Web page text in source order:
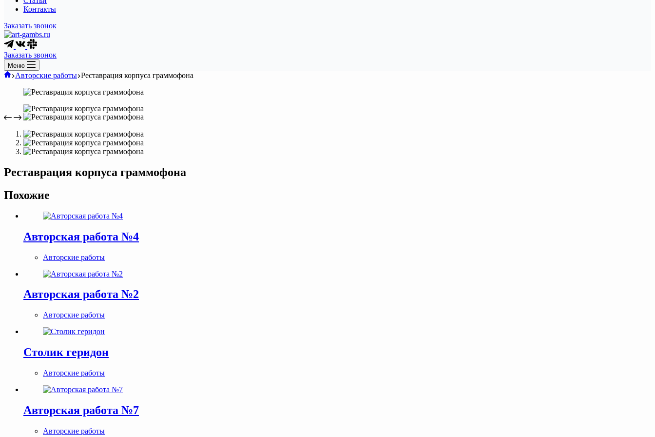
Контакты
Заказать звонок
Заказать звонок
Меню
Главная
Авторские работы Реставрация корпуса граммофона
Реставрация корпуса граммофона
Похожие
Авторская работа №4
Авторские работы
Авторская работа №2
Авторские работы
Столик геридон
Авторские работы
Авторская работа №7
Авторские работы